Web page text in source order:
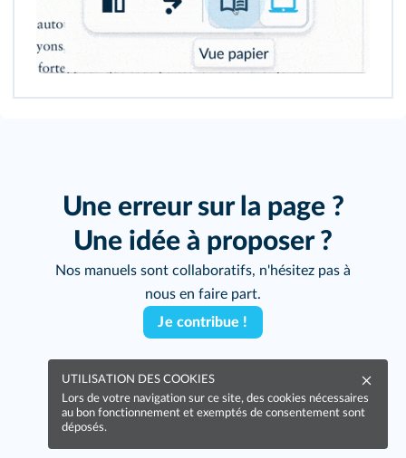
Une erreur sur la page ?
Une idée à proposer ?
Nos manuels sont collaboratifs, n'hésitez pas à
nous en faire part.
Je contribue !
UTILISATION DES COOKIES
Lors de votre navigation sur ce site, des cookies nécessaires
au bon fonctionnement et exemptés de consentement sont
déposés.